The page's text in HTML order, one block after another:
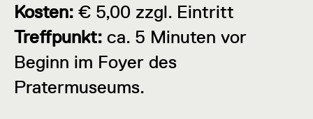
Kosten: € 5,00 zzgl. Eintritt
Treffpunkt: ca. 5 Minuten vor
Beginn im Foyer des
Pratermuseums.